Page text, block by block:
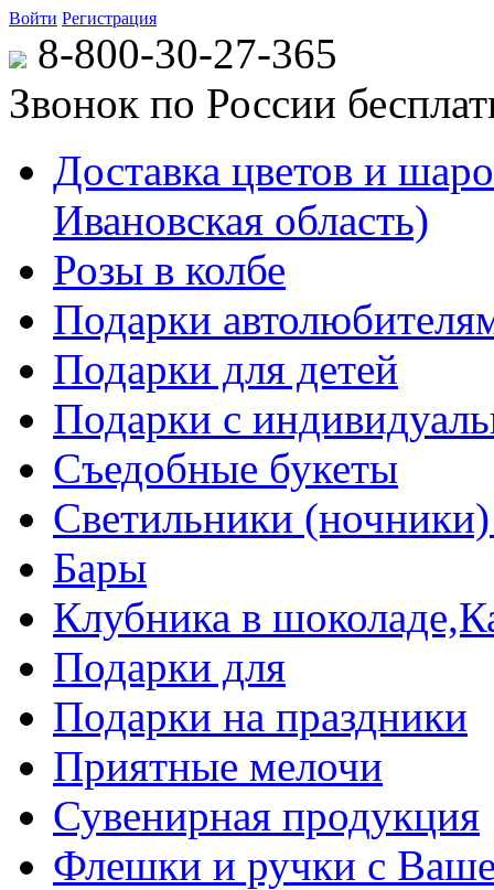
Войти Регистрация
8-800-30-27-365
Звонок по России
Доставка цветов и
Ивановская область)
Розы в колбе
Подарки
Подарки для детей
Подарки с
Съедобные букеты
Светильники
Бары
Клубника в
Подарки для
Подарки на праздники
Приятные мелочи
Сувенирная продукция
Флешки и ручки с